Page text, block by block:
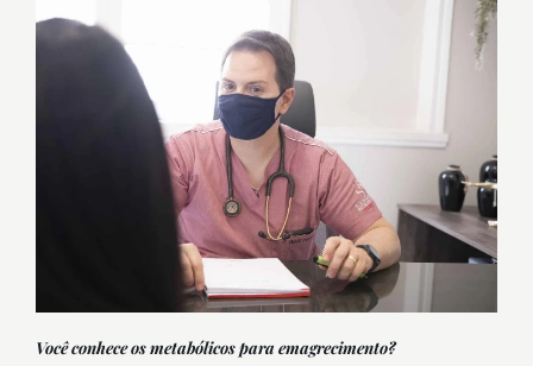
Você conhece os metabólicos para emagrecimento?